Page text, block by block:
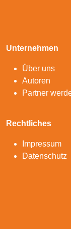
Unternehmen
Über uns
Autoren
Partner
Rechtliches
Impressum
Datenschutz